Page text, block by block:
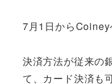
7月1日からCoiney
決済方法が従来の
て、カード決済も